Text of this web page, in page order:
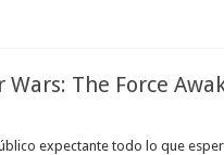
The Force
expectante todo lo que